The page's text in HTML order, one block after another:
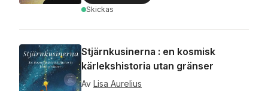
Skickas
Stjärnkusinerna : en kosmisk
kärlekshistoria utan gränser
Av Lisa Aurelius